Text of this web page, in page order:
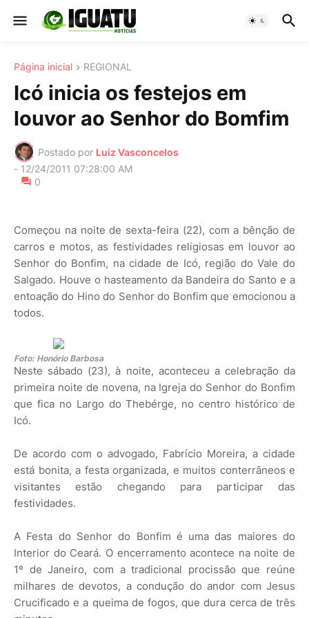
Página inicial REGIONAL
Icó inicia os festejos em
louvor ao Senhor do Bomfim
Postado por Luiz Vasconcelos
- 12/24/2011 07:28:00 AM
0
Começou na noite de sexta-feira (22), com a bênção de
carros e motos, as festividades religiosas em louvor ao
Senhor do Bonfim, na cidade de Icó, região do Vale do
Salgado. Houve o hasteamento da Bandeira do Santo e a
entoação do Hino do Senhor do Bonfim que emocionou a
todos.
Foto: Honório Barbosa
Neste sábado (23), à noite, aconteceu a celebração da
primeira noite de novena, na Igreja do Senhor do Bonfim
que fica no Largo do Thebérge, no centro histórico de
Icó.
De acordo com o advogado, Fabrício Moreira, a cidade
está bonita, a festa organizada, e muitos conterrâneos e
visitantes estão chegando para participar das
festividades.
A Festa do Senhor do Bonfim é uma das maiores do
Interior do Ceará. O encerramento acontece na noite de
1º de Janeiro, com a tradicional procissão que reúne
milhares de devotos, a condução do andor com Jesus
Crucificado e a queima de fogos, que dura cerca de três